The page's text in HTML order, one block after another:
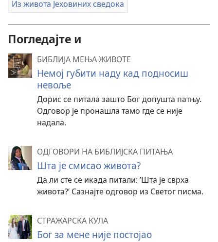
Из живота Јеховиних сведока
Погледајте и
БИБЛИЈА МЕЊА ЖИВОТЕ
Немој губити наду кад подносиш
невоље
Дорис се питала зашто Бог допушта патњу.
Одговор је пронашла тамо где се није
надала.
ОДГОВОРИ НА БИБЛИЈСКА ПИТАЊА
Шта је смисао живота?
Да ли сте се икада питали: ’Шта је сврха
живота?‘ Сазнајте одговор из Светог писма.
СТРАЖАРСКА КУЛА
Бог за мене није постојао